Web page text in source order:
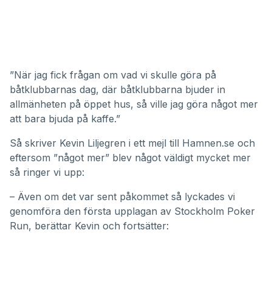
”När jag fick frågan om vad vi skulle göra på
båtklubbarnas dag, där båtklubbarna bjuder in
allmänheten på öppet hus, så ville jag göra något mer
att bara bjuda på kaffe.”
Så skriver Kevin Liljegren i ett mejl till Hamnen.se och
eftersom ”något mer” blev något väldigt mycket mer
så ringer vi upp:
– Även om det var sent påkommet så lyckades vi
genomföra den första upplagan av Stockholm Poker
Run, berättar Kevin och fortsätter: